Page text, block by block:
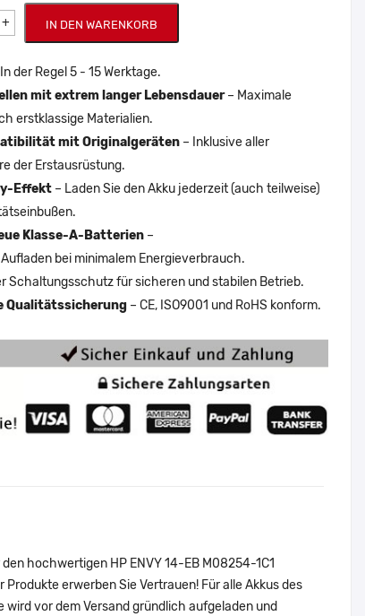
+ IN DEN WARENKORB
der Regel 5 - 15 Werktage.
mit extrem langer Lebensdauer– Maximale
erstklassige Materialien.
mit Originalgeräten – Inklusive aller
der Erstausrüstung.
Effekt – Laden Sie den Akku jederzeit (auch teilweise)
Klasse-A-Batterien –
bei minimalem Energieverbrauch.
Schaltungsschutz für sicheren und stabilen Betrieb.
Qualitätssicherung – CE, ISO9001 und RoHS konform.
hochwertigen HP ENVY 14-EB M08254-1C1
erwerben Sie Vertrauen! Für alle Akkus des
vor dem Versand gründlich aufgeladen und